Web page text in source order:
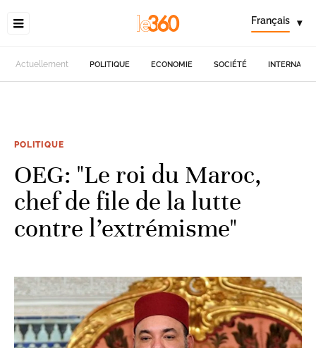
Français ▾
Actuellement POLITIQUE ECONOMIE SOCIÉTÉ
POLITIQUE
OEG: "Le roi du Maroc,
chef de file de la lutte
contre l’extrémisme"